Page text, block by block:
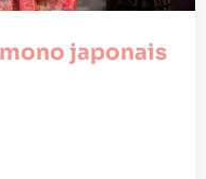
japonais